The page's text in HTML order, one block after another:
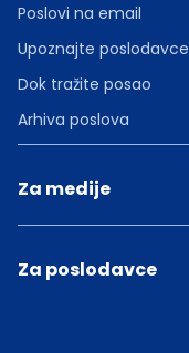
Poslovi na email
Upoznajte poslodavce
Dok tražite posao
Arhiva poslova
Za medije
Za poslodavce